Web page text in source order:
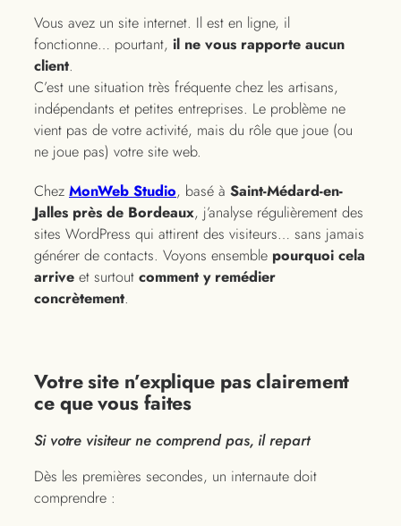
Vous avez un site internet. Il est en ligne, il
fonctionne… pourtant, il ne vous rapporte aucun
client.
C’est une situation très fréquente chez les artisans,
indépendants et petites entreprises. Le problème ne
vient pas de votre activité, mais du rôle que joue (ou
ne joue pas) votre site web.
Chez MonWeb Studio, basé à Saint-Médard-en-
Jalles près de Bordeaux, j’analyse régulièrement des
sites WordPress qui attirent des visiteurs… sans jamais
générer de contacts. Voyons ensemble pourquoi cela
arrive et surtout comment y remédier
concrètement.
Votre site n’explique pas clairement
ce que vous faites
Si votre visiteur ne comprend pas, il repart
Dès les premières secondes, un internaute doit
comprendre :